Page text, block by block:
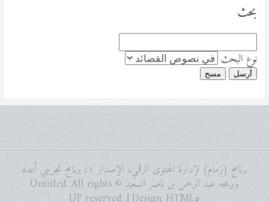
بحث
نوع البحث
أرسل مسح
برنامج (زِمَام) لإدارة المحتوى الرقمي، الإصدار ١، برنامج تجريبي أعده
وبرمجه عبد الرحمن بن ناصر السعيد © Untitled. All rights